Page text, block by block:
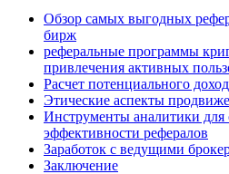
Обзор самых выгодных
бирж
реферальные программы
привлечения активных
Расчет потенциального
Этические аспекты
Инструменты аналитики для
эффективности рефералов
Заработок с ведущими
Заключение